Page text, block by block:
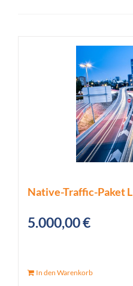
Native-Traffic-Paket L
5.000,00€
In den Warenkorb